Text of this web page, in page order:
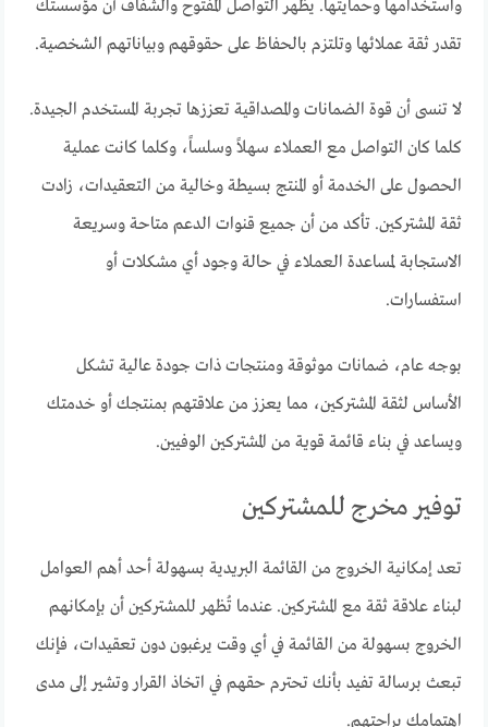
واستخدامها وحمايتها. يظهر التواصل المفتوح والشفاف أن مؤسستك
تقدر ثقة عملائها وتلتزم بالحفاظ على حقوقهم وبياناتهم الشخصية.
لا تنسى أن قوة الضمانات والمصداقية تعززها تجربة المستخدم الجيدة.
كلما كان التواصل مع العملاء سهلاً وسلساً، وكلما كانت عملية
الحصول على الخدمة أو المنتج بسيطة وخالية من التعقيدات، زادت
ثقة المشتركين. تأكد من أن جميع قنوات الدعم متاحة وسريعة
الاستجابة لمساعدة العملاء في حالة وجود أي مشكلات أو
استفسارات.
بوجه عام، ضمانات موثوقة ومنتجات ذات جودة عالية تشكل
الأساس لثقة المشتركين، مما يعزز من علاقتهم بمنتجك أو خدمتك
ويساعد في بناء قائمة قوية من المشتركين الوفيين.
توفير مخرج للمشتركين
تعد إمكانية الخروج من القائمة البريدية بسهولة أحد أهم العوامل
لبناء علاقة ثقة مع المشتركين. عندما تُظهر للمشتركين أن بإمكانهم
الخروج بسهولة من القائمة في أي وقت يرغبون دون تعقيدات، فإنك
تبعث برسالة تفيد بأنك تحترم حقهم في اتخاذ القرار وتشير إلى مدى
اهتمامك براحتهم.